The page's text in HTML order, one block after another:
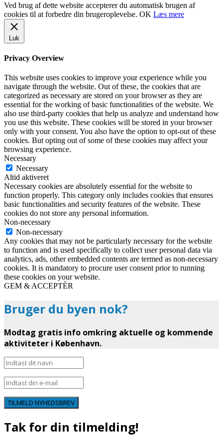
Ved brug af dette website accepterer du automatisk brugen af
cookies til at forbedre din brugeroplevelse. OK Læs mere
Luk
Privacy Overview
This website uses cookies to improve your experience while you
navigate through the website. Out of these, the cookies that are
categorized as necessary are stored on your browser as they are
essential for the working of basic functionalities of the website. We
also use third-party cookies that help us analyze and understand how
you use this website. These cookies will be stored in your browser
only with your consent. You also have the option to opt-out of these
cookies. But opting out of some of these cookies may affect your
browsing experience.
Necessary
Necessary
Altid aktiveret
Necessary cookies are absolutely essential for the website to
function properly. This category only includes cookies that ensures
basic functionalities and security features of the website. These
cookies do not store any personal information.
Non-necessary
Non-necessary
Any cookies that may not be particularly necessary for the website
to function and is used specifically to collect user personal data via
analytics, ads, other embedded contents are termed as non-necessary
cookies. It is mandatory to procure user consent prior to running
these cookies on your website.
GEM & ACCEPTÈR
Bruger du byen nok?
Modtag gratis info omkring aktuelle og kommende
aktiviteter i København.
TILMELD NYHEDSBREV
Tak for din tilmelding!